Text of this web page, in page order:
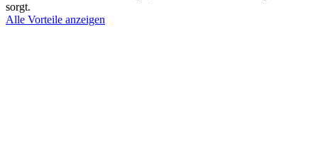
sorgt.
Alle Vorteile anzeigen